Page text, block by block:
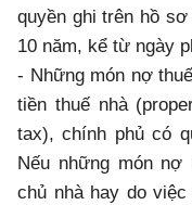
quyền ghi trên hồ
10 năm, kể từ ngày
- Những món nợ
tiền thuế nhà
tax), chính phủ có
Nếu những món
chủ nhà hay do